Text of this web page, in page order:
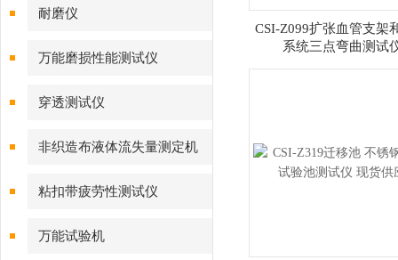
耐磨仪
万能磨损性能测试仪
穿透测试仪
非织造布液体流失量测定机
粘扣带疲劳性测试仪
万能试验机
CSI-Z099扩张血管支架
系统三点弯曲测试